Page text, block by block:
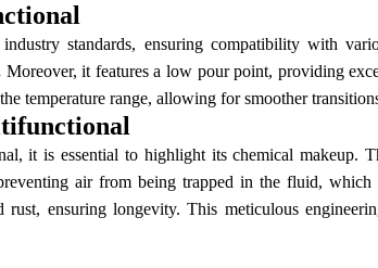
standards, ensuring compatibility with
Moreover, it features a low pour point, providing
temperature range, allowing for smoother
it is essential to highlight its chemical
air from being trapped in the fluid,
ensuring longevity. This meticulous